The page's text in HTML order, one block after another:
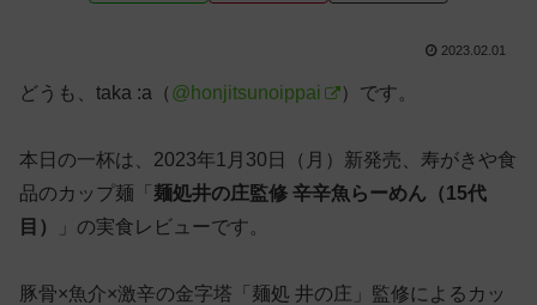
2023.02.01
どうも、taka :a（ @honjitsunoippai ）です。
本日の一杯は、2023年1月30日（月）新発売、寿がきや食
品のカップ麺「 麺処井の庄監修 辛辛魚らーめん（15代
目）
」の実食レビューです。
豚骨×魚介×激辛の金字塔「麺処 井の庄」監修によるカッ